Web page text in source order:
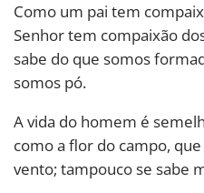
Como um pai tem
Senhor tem compaixão
sabe do que somos
somos pó.
A vida do homem é
como a flor do campo,
vento; tampouco se sabe